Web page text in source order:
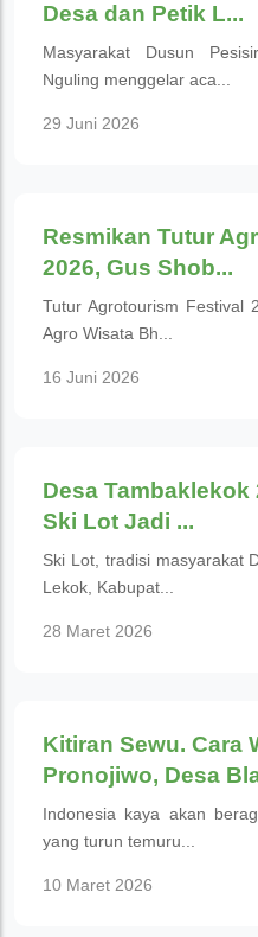
Desa dan Petik L...
Masyarakat Dusun
Nguling menggelar aca...
29 Juni 2026
Resmikan Tutur
2026, Gus Shob...
Tutur Agrotourism Festival
Agro Wisata Bh...
16 Juni 2026
Desa
Ski Lot Jadi ...
Ski Lot, tradisi masyarakat
Lekok, Kabupat...
28 Maret 2026
Kitiran Sewu. Cara
Pronojiwo, Desa
Indonesia kaya akan
yang turun temuru...
10 Maret 2026